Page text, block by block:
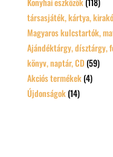
társasjáték, kártya,
Magyaros kulcstartók,
Ajándéktárgy, dísztárgy,
könyv, naptár, CD (59)
Akciós termékek (4)
Újdonságok (14)